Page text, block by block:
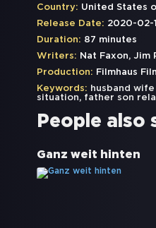
Country: United States
Release Date: 2020-02-
Duration: 87 minutes
Writers: Nat Faxon, Jim
Production: Filmhaus
Keywords: husband
situation, father son
People also
Ganz weit hinten